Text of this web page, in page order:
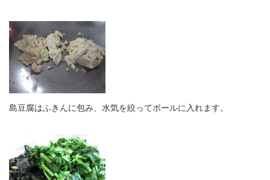
島豆腐はふきんに包み、水気を絞ってボールに入れます。